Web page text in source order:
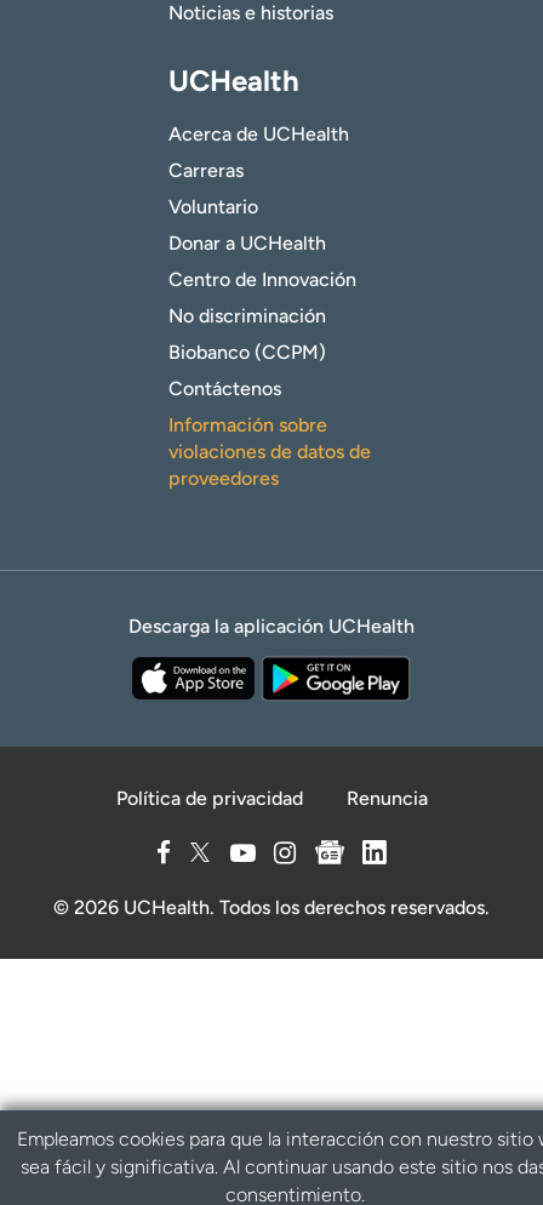
Noticias e historias
UCHealth
Acerca de UCHealth
Carreras
Voluntario
Donar a UCHealth
Centro de Innovación
No discriminación
Biobanco (CCPM)
Contáctenos
Información sobre
violaciones de datos de
proveedores
Descarga la aplicación UCHealth
Política de privacidad Renuncia
© 2026 UCHealth. Todos los derechos reservados.
Empleamos cookies para que la interacción con nuestro sitio
sea fácil y significativa. Al continuar usando este sitio nos
consentimiento.